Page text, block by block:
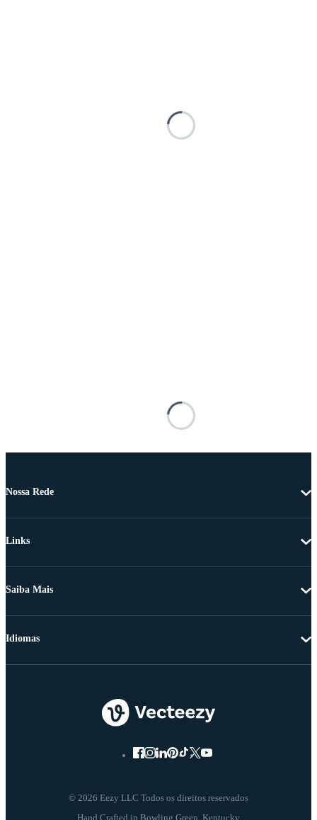
Nossa Rede
Links
Saiba Mais
© 2026 Eezy LLC Todos os direitos reservados
Idiomas